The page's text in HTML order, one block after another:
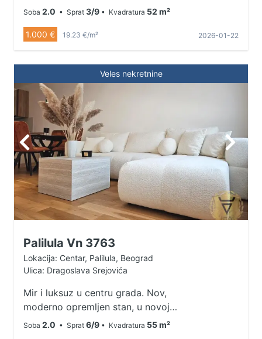
Veles broj u registru posrednika
Način plaćanja:
kirija+depozit+ag.provizija
Soba 2.0 • Sprat 3/9 • Kvadratura 52 m²
1.000 € 19.23 €/m² 2026-01-22
Veles nekretnine
Palilula Vn 3763
Lokacija: Centar, Palilula, Beograd
Ulica: Dragoslava Srejovića
Mir i luksuz u centru grada. Nov,
moderno opremljen stan, u novoj
zgradi u prelepom kompleksu
Soba 2.0 • Sprat 6/9 • Kvadratura 55 m²